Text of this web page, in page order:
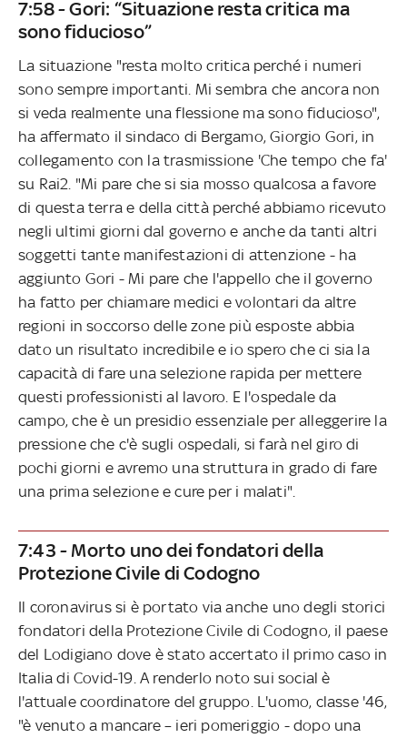
7:58 - Gori: “Situazione resta critica ma
sono fiducioso”
La situazione "resta molto critica perché i numeri
sono sempre importanti. Mi sembra che ancora non
si veda realmente una flessione ma sono fiducioso",
ha affermato il sindaco di Bergamo, Giorgio Gori, in
collegamento con la trasmissione 'Che tempo che fa'
su Rai2. "Mi pare che si sia mosso qualcosa a favore
di questa terra e della città perché abbiamo ricevuto
negli ultimi giorni dal governo e anche da tanti altri
soggetti tante manifestazioni di attenzione - ha
aggiunto Gori - Mi pare che l'appello che il governo
ha fatto per chiamare medici e volontari da altre
regioni in soccorso delle zone più esposte abbia
dato un risultato incredibile e io spero che ci sia la
capacità di fare una selezione rapida per mettere
questi professionisti al lavoro. E l'ospedale da
campo, che è un presidio essenziale per alleggerire la
pressione che c'è sugli ospedali, si farà nel giro di
pochi giorni e avremo una struttura in grado di fare
una prima selezione e cure per i malati".
7:43 - Morto uno dei fondatori della
Protezione Civile di Codogno
Il coronavirus si è portato via anche uno degli storici
fondatori della Protezione Civile di Codogno, il paese
del Lodigiano dove è stato accertato il primo caso in
Italia di Covid-19. A renderlo noto sui social è
l'attuale coordinatore del gruppo. L'uomo, classe '46,
"è venuto a mancare – ieri pomeriggio - dopo una